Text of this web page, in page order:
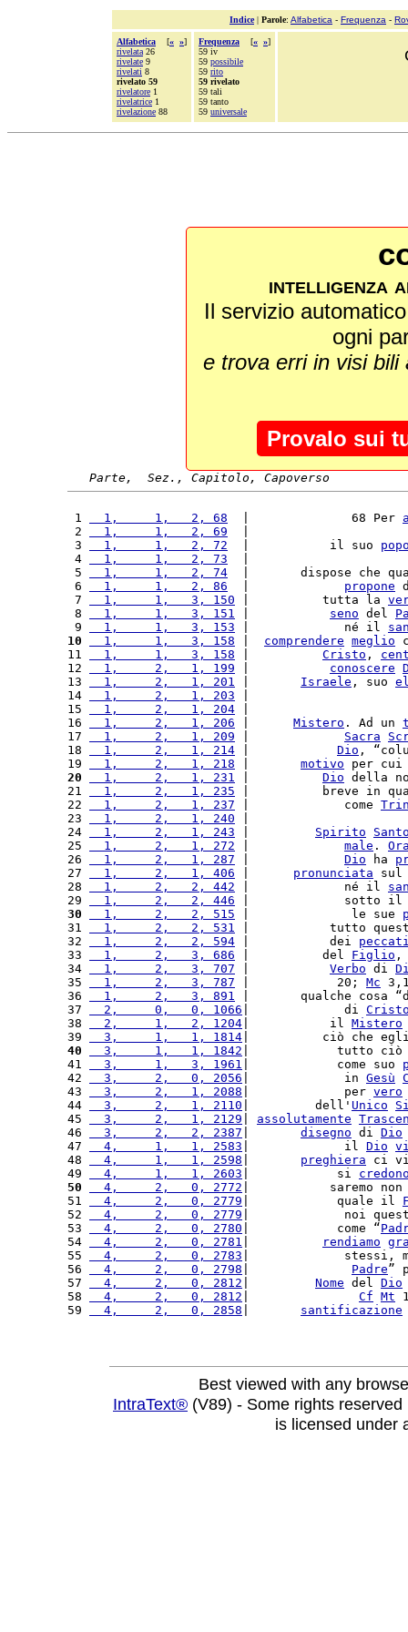
Indice| Parole: Alfabetica - Frequenza -
Alfabetica [« »]
rivelata 26
rivelate 9
rivelati 8
rivelato 59
rivelatore 1
rivelatrice 1
rivelazione 88
Frequenza [« »]
59 iv
59 possibile
59 rito
59 rivelato
59 tali
59 tanto
59 universale
intelligenza
Il servizio
ogni
e trova erri in visi
Provalo sui
Parte,  Sez., Capitolo, Capoverso
1
  1,     1,   2, 68
  |              68 Per
2
  1,     1,   2, 69
3
  1,     1,   2, 72
  |           il suo
4
  1,     1,   2, 73
5
  1,     1,   2, 74
|       dispose che
6
  1,     1,   2, 86
propone
7
  1,     1,   3, 150
|          tutta la
8
  1,     1,   3, 151
seno del
9
  1,     1,   3, 153
|             né il
10
  1,     1,   3, 158
comprendere meglio
11
  1,     1,   3, 158
Cristo ,
12
  1,     2,   1, 199
conoscere
13
  1,     2,   1, 201
Israele , suo
14
  1,     2,   1, 203
15
  1,     2,   1, 204
16
  1,     2,   1, 206
Mistero . Ad un
17
  1,     2,   1, 209
Sacra
18
  1,     2,   1, 214
Dio ,
19
  1,     2,   1, 218
motivo per
20
  1,     2,   1, 231
Dio della
21
  1,     2,   1, 235
|          breve in
22
  1,     2,   1, 237
|             come
23
  1,     2,   1, 240
24
  1,     2,   1, 243
Spirito
25
  1,     2,   1, 272
male .
26
  1,     2,   1, 287
Dio ha
27
  1,     2,   1, 406
pronunciata
28
  1,     2,   2, 442
|             né il
29
  1,     2,   2, 446
|             sotto il
30
  1,     2,   2, 515
|              le sue
31
  1,     2,   2, 531
|           tutto
32
  1,     2,   2, 594
|           dei
33
  1,     2,   3, 686
|          del Figlio ,
34
  1,     2,   3, 707
Verbo di
35
  1,     2,   3, 787
|            20; Mc
36
  1,     2,   3, 891
|       qualche cosa
37
  2,     0,   0, 1066
|             di
38
  2,     1,   2, 1204
|           il Mistero
39
  3,     1,   1, 1814
|          ciò che
40
  3,     1,   1, 1842
|            tutto ciò
41
  3,     1,   3, 1961
|            come suo
42
  3,     2,   0, 2056
|             in Gesù
43
  3,     2,   1, 2088
|             per vero
44
  3,     2,   1, 2110
|         dell' Unico
45
  3,     2,   1, 2129
assolutamente
46
  3,     2,   2, 2387
disegno di Dio
47
  4,     1,   1, 2583
|             il Dio
48
  4,     1,   1, 2598
preghiera ci
49
  4,     1,   1, 2603
|            si
50
  4,     2,   0, 2772
|           saremo
51
  4,     2,   0, 2779
|            quale il
52
  4,     2,   0, 2779
|             noi
53
  4,     2,   0, 2780
|            come “
54
  4,     2,   0, 2781
rendiamo
55
  4,     2,   0, 2783
|             stessi,
56
  4,     2,   0, 2798
Padre”
57
  4,     2,   0, 2812
Nome del Dio
58
  4,     2,   0, 2812
Cf Mt
59
  4,     2,   0, 2858
santificazione
Best viewed with any
IntraText® (V89) - Some rights
is licensed under